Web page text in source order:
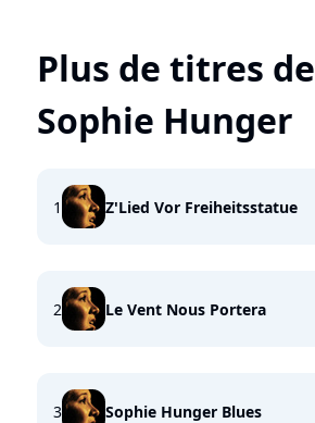
Plus de titres de
Sophie Hunger
1 Z'Lied Vor Freiheitsstatue
2 Le Vent Nous Portera
3 Sophie Hunger Blues